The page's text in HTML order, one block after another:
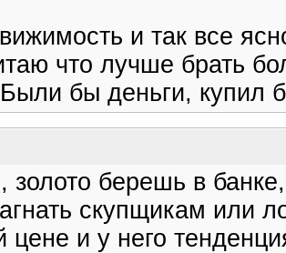
и так все
что лучше брать
бы деньги, купил
золото берешь в
скупщикам или
цене и у него